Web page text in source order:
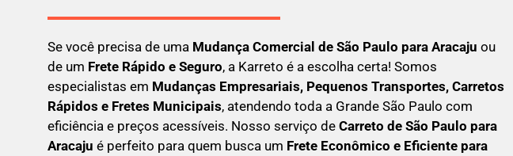
Se você precisa de uma Mudança Comercial de São Paulo para Aracaju ou
de um Frete Rápido e Seguro, a Karreto é a escolha certa! Somos
especialistas em Mudanças Empresariais, Pequenos Transportes, Carretos
Rápidos e Fretes Municipais, atendendo toda a Grande São Paulo com
eficiência e preços acessíveis. Nosso serviço de Carreto de São Paulo para
Aracaju é perfeito para quem busca um Frete Econômico e Eficiente para